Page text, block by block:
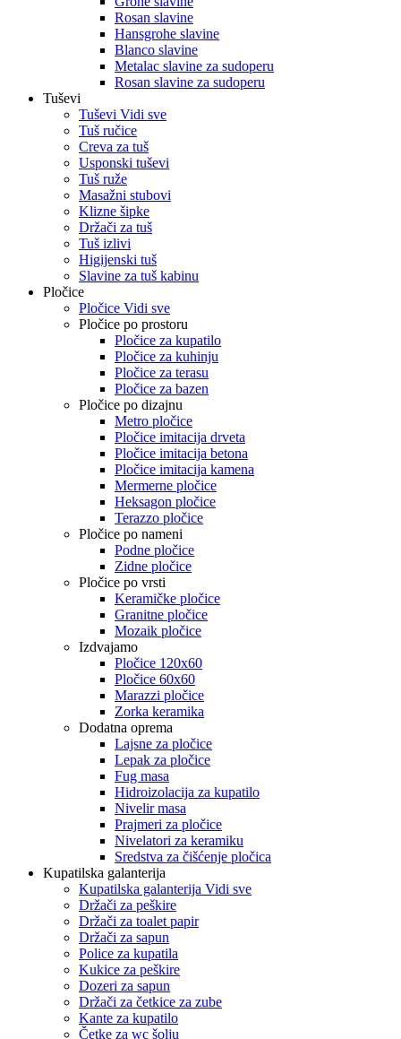
Rosan slavine
Hansgrohe slavine
Blanco slavine
Metalac slavine za sudoperu
Rosan slavine za sudoperu
Tuševi
Tuševi Vidi sve
Tuš ručice
Creva za tuš
Usponski tuševi
Tuš ruže
Masažni stubovi
Klizne šipke
Držači za tuš
Tuš izlivi
Higijenski tuš
Slavine za tuš kabinu
Pločice
Pločice Vidi sve
Pločice po prostoru
Pločice za kupatilo
Pločice za kuhinju
Pločice za terasu
Pločice za bazen
Pločice po dizajnu
Metro pločice
Pločice imitacija drveta
Pločice imitacija betona
Pločice imitacija kamena
Mermerne pločice
Heksagon pločice
Terazzo pločice
Pločice po nameni
Podne pločice
Zidne pločice
Pločice po vrsti
Keramičke pločice
Granitne pločice
Mozaik pločice
Izdvajamo
Pločice 120x60
Pločice 60x60
Marazzi pločice
Zorka keramika
Dodatna oprema
Lajsne za pločice
Lepak za pločice
Fug masa
Hidroizolacija za kupatilo
Nivelir masa
Prajmeri za pločice
Nivelatori za keramiku
Sredstva za čišćenje pločica
Kupatilska galanterija
Kupatilska galanterija Vidi sve
Držači za peškire
Držači za toalet papir
Držači za sapun
Police za kupatila
Kukice za peškire
Dozeri za sapun
Držači za četkice za zube
Kante za kupatilo
Četke za wc šolju